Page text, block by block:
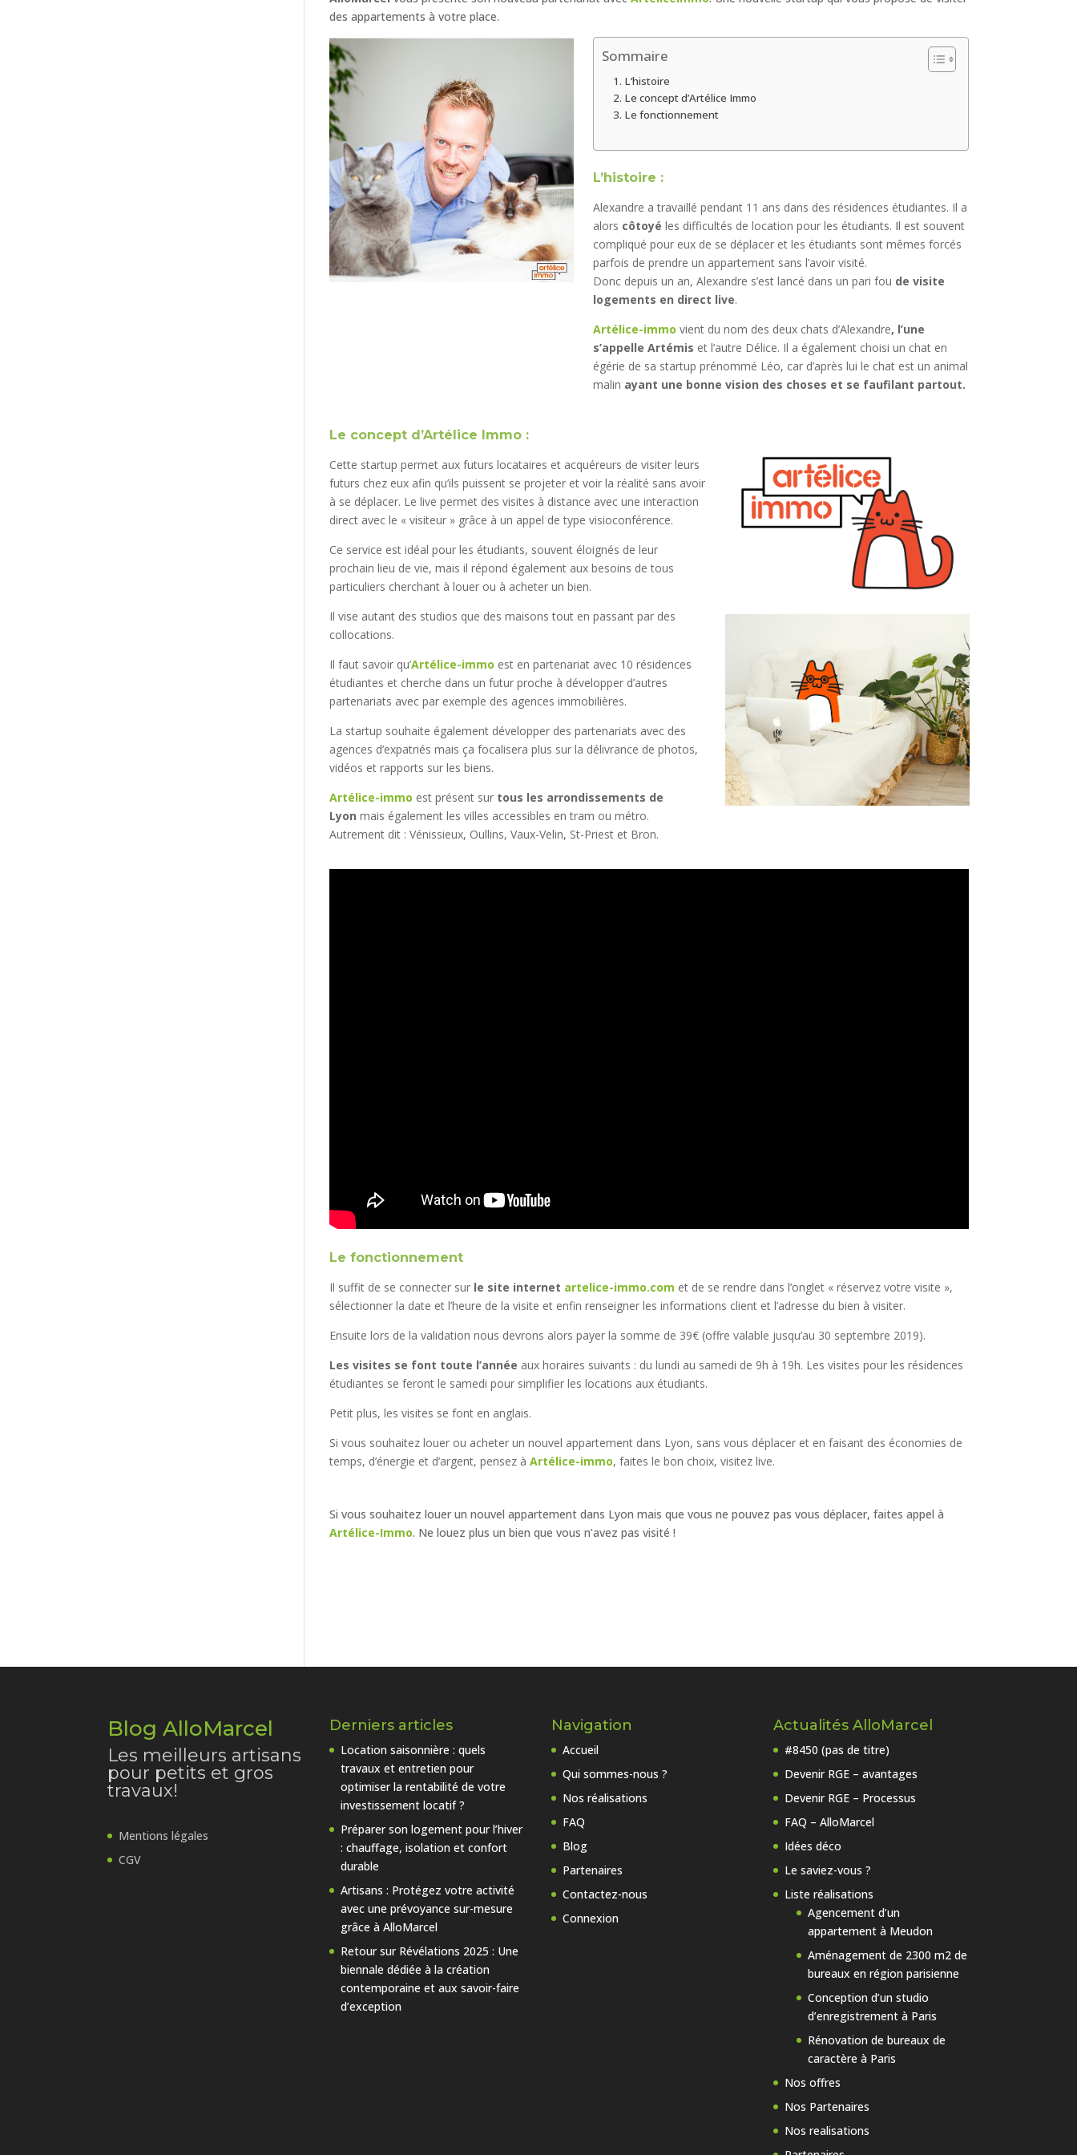
des appartements à votre place.
Sommaire
L’histoire
Le concept d’Artélice Immo
Le fonctionnement
L’histoire :
Alexandre a travaillé pendant 11 ans dans des résidences étudiantes. Il a
alors côtoyé les difficultés de location pour les étudiants. Il est souvent
compliqué pour eux de se déplacer et les étudiants sont mêmes forcés
parfois de prendre un appartement sans l’avoir visité.
Donc depuis un an, Alexandre s’est lancé dans un pari fou de visite
logements en direct live.
Artélice-immo vient du nom des deux chats d’Alexandre, l’une
s’appelle Artémis et l’autre Délice. Il a également choisi un chat en
égérie de sa startup prénommé Léo, car d’après lui le chat est un animal
malin ayant une bonne vision des choses et se faufilant partout.
Le concept d’Artélice Immo :
Cette startup permet aux futurs locataires et acquéreurs de visiter leurs
futurs chez eux afin qu’ils puissent se projeter et voir la réalité sans avoir
à se déplacer. L e live permet des visites à distance avec une interaction
direct avec le « visiteur » grâce à un appel de type visioconférence.
Ce service est idéal pour les étudiants, souvent éloignés de leur
prochain lieu de vie, mais il répond également aux besoins de tous
particuliers cherchant à louer ou à acheter un bien.
Il vise autant des studios que des maisons tout en passant par des
collocations.
Il faut savoir qu’Artélice-immo est en partenariat avec 10 résidences
étudiantes et cherche dans un futur proche à développer d’autres
partenariats avec par exemple des agences immobilières.
La startup souhaite également développer des partenariats avec des
agences d’expatriés mais ça focalisera plus sur la délivrance de photos,
vidéos et rapports sur les biens.
Artélice-immo est présent sur tous les arrondissements de
Lyon mais également les villes accessibles en tram ou métro.
Autrement dit : Vénissieux, Oullins, Vaux-Velin, St-Priest et Bron.
Le fonctionnement
Il suffit de se connecter sur le site internet artelice-immo.com et de se rendre dans l’onglet « réservez votre visite »,
sélectionner la date et l’heure de la visite et enfin renseigner les informations client et l’adresse du bien à visiter.
Ensuite lors de la validation nous devrons alors payer la somme de 39€ (offre valable jusqu’au 30 septembre 2019).
Les visites se font toute l’année aux horaires suivants : du lundi au samedi de 9h à 19h. Les visites pour les résidences
étudiantes se feront le samedi pour simplifier les locations aux étudiants.
Petit plus, les visites se font en anglais.
Si vous souhaitez louer ou acheter un nouvel appartement dans Lyon, sans vous déplacer et en faisant des économies de
temps, d’énergie et d’argent, pensez àArtélice-immo, faites le bon choix, visitez live.
Si vous souhaitez louer un nouvel appartement dans Lyon mais que vous ne pouvez pas vous déplacer, faites appel à
Artélice-Immo. Ne louez plus un bien que vous n’avez pas visité !
Blog AlloMarcel
Les meilleurs artisans
pour petits et gros
travaux!
Mentions légales
CGV
Derniers articles
Location saisonnière : quels
travaux et entretien pour
optimiser la rentabilité de votre
investissement locatif ?
Préparer son logement pour l’hiver
: chauffage, isolation et confort
durable
Artisans : Protégez votre activité
avec une prévoyance sur-mesure
grâce à AlloMarcel
Retour sur Révélations 2025 : Une
biennale dédiée à la création
contemporaine et aux savoir-faire
d’exception
Navigation
Accueil
Qui sommes-nous ?
Nos réalisations
FAQ
Blog
Partenaires
Contactez-nous
Connexion
Actualités AlloMarcel
#8450 (pas de titre)
Devenir RGE – avantages
Devenir RGE – Processus
FAQ – AlloMarcel
Idées déco
Le saviez-vous ?
Liste réalisations
Agencement d’un
appartement à Meudon
Aménagement de 2300 m2 de
bureaux en région parisienne
Conception d’un studio
d’enregistrement à Paris
Rénovation de bureaux de
caractère à Paris
Nos offres
Nos Partenaires
Nos realisations